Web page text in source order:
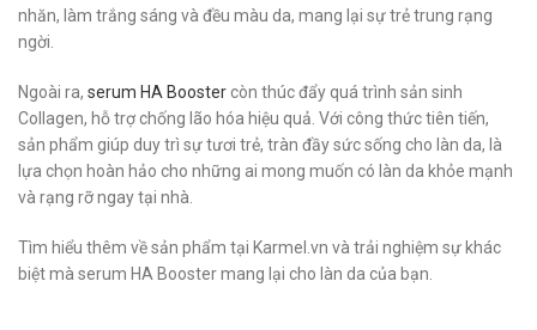
nhăn, làm trắng sáng và đều màu da, mang lại sự trẻ trung rạng
ngời.
Ngoài ra, serum HA Boostercòn thúc đẩy quá trình sản sinh
Collagen, hỗ trợ chống lão hóa hiệu quả. Với công thức tiên tiến,
sản phẩm giúp duy trì sự tươi trẻ, tràn đầy sức sống cho làn da, là
lựa chọn hoàn hảo cho những ai mong muốn có làn da khỏe mạnh
và rạng rỡ ngay tại nhà.
Tìm hiểu thêm về sản phẩm tại Karmel.vn và trải nghiệm sự khác
biệt mà serum HA Booster mang lại cho làn da của bạn.